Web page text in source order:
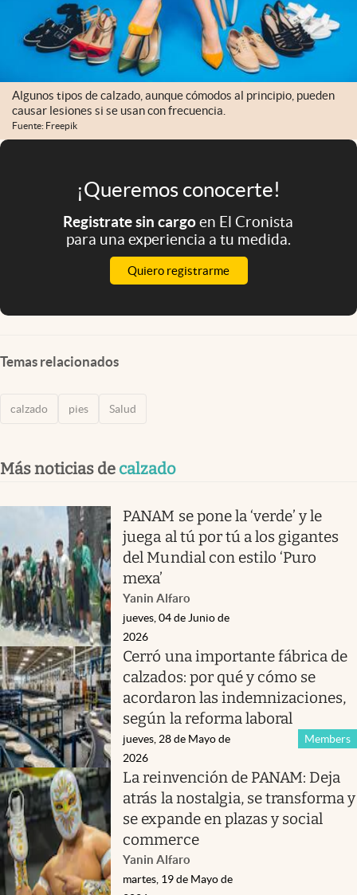
abre en nueva pestaña
Argentina
Algunos tipos de calzado, aunque cómodos al principio, pueden
causar lesiones si se usan con frecuencia.
Fuente: Freepik
¡Queremos conocerte!
Registrate sin cargoen El Cronista
para una experiencia a tu medida.
Quiero registrarme
Temas relacionados
calzado pies Salud
Más noticias de calzado
PANAM se pone la ‘verde’ y le
juega al tú por tú a los gigantes
del Mundial con estilo ‘Puro
mexa’
Yanin Alfaro
jueves, 04 de Junio de
2026
Cerró una importante fábrica de
calzados: por qué y cómo se
acordaron las indemnizaciones,
según la reforma laboral
Members
jueves, 28 de Mayo de
2026
La reinvención de PANAM: Deja
atrás la nostalgia, se transforma y
se expande en plazas y social
commerce
Yanin Alfaro
martes, 19 de Mayo de